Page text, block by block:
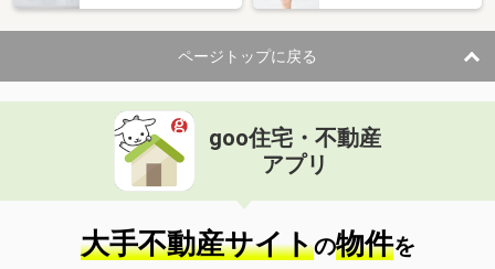
ページトップに戻る
goo住宅・不動産
アプリ
大手不動産サイトの物件を